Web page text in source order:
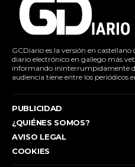
GCDiario es la versión en castellano
diario electrónico en gallego más
informando ininterrumpidamente
audiencia tiene entre los periódicos
PUBLICIDAD
¿QUIÉNES SOMOS?
AVISO LEGAL
COOKIES